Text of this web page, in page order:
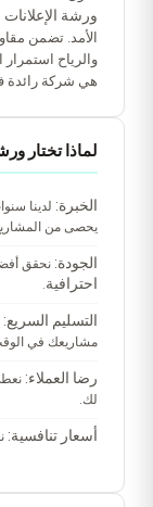
ورشة الإعلانات
الأمد. تضمن
والرياح
هي شركة رائدة
لماذا تختار
الخبرة: لدينا
يحصى من
الجودة: نحقق
احترافية.
التسليم السريع:
مشاريعك في
رضا العملاء:
لك.
أسعار تنافسية: